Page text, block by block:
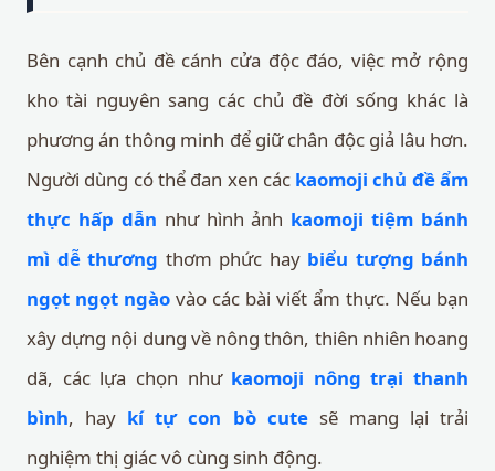
Bên cạnh chủ đề cánh cửa độc đáo, việc mở rộng
kho tài nguyên sang các chủ đề đời sống khác là
phương án thông minh để giữ chân độc giả lâu hơn.
Người dùng có thể đan xen các kaomoji chủ đề ẩm
thực hấp dẫn như hình ảnh kaomoji tiệm bánh
mì dễ thương thơm phức hay biểu tượng bánh
ngọt ngọt ngào vào các bài viết ẩm thực. Nếu bạn
xây dựng nội dung về nông thôn, thiên nhiên hoang
dã, các lựa chọn như kaomoji nông trại thanh
bình, hay kí tự con bò cutesẽ mang lại trải
nghiệm thị giác vô cùng sinh động.